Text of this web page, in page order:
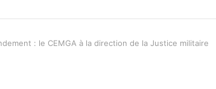
: le CEMGA à la direction de la Justice militaire